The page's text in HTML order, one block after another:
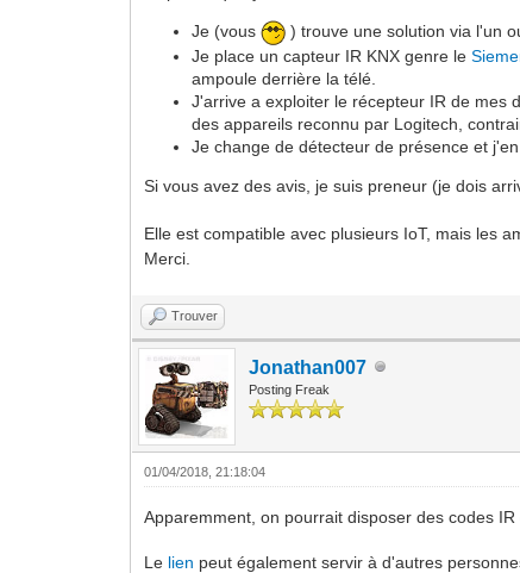
Je (vous
) trouve une solution via l'un
Je place un capteur IR KNX genre le
ampoule derrière la télé.
J'arrive a exploiter le récepteur IR de mes
des appareils reconnu par Logitech,
Je change de détecteur de présence et
Si vous avez des avis, je suis preneur (je dois
Elle est compatible avec plusieurs IoT, mais les
Merci.
Trouver
Jonathan007
Posting Freak
01/04/2018, 21:18:04
Apparemment, on pourrait disposer des codes
Le lien peut également servir à d'autres